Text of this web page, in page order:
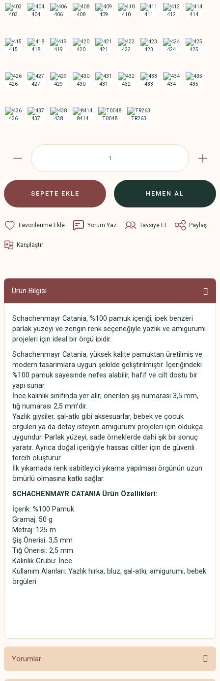
SEPETE EKLE HEMEN AL
Yorum Yaz Tavsiye Et Paylaş
Karşılaştır
Ürün Bilgisi
Schachenmayr Catania, %100 pamuk içeriği, ipek benzeri
parlak yüzeyi ve zengin renk seçeneğiyle yazlık ve amigurumi
projeleri için ideal bir örgü ipidir.
Schachenmayr Catania, yüksek kalite pamuktan üretilmiş ve
modern tasarımlara uygun şekilde geliştirilmiştir. İçeriğindeki
%100 pamuk sayesinde nefes alabilir, hafif ve cilt dostu bir
yapı sunar.
İnce kalınlık sınıfında yer alır; önerilen şiş numarası 3,5 mm,
tığ numarası 2,5 mm’dir.
Yazlık giysiler, şal-atkı gibi aksesuarlar, bebek ve çocuk
örgüleri ya da detay isteyen amigurumi projeleri için oldukça
uygundur. Parlak yüzeyi, sade örneklerde dahi şık bir sonuç
yaratır. Ayrıca doğal içeriğiyle hassas ciltler için de güvenli
tercih oluşturur.
İlk yıkamada renk sabitleyici yıkama yapılması örgünün uzun
ömürlü olmasına katkı sağlar.
SCHACHENMAYR CATANIA Ürün Özellikleri:
İçerik: %100 Pamuk
Gramaj: 50 g
Metraj: 125 m
Şiş Önerisi: 3,5 mm
Tığ Önerisi: 2,5 mm
Kalınlık Grubu: İnce
Kullanım Alanları: Yazlık hırka, bluz, şal-atkı, amigurumi, bebek
örgüleri
Yorumlar